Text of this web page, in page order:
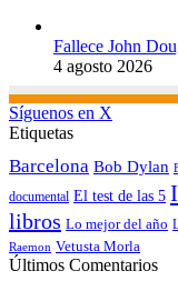
Fallece John
4 agosto 2026
Síguenos en X
Etiquetas
Barcelona Bob Dylan
documental El test de las 5
libros Lo mejor del año
Raemon Vetusta Morla
Últimos Comentarios